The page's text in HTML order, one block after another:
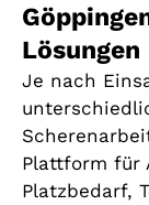
Lösungen
Je nach
Plattform für
Platzbedarf,